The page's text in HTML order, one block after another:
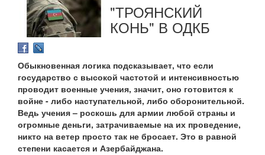
"ТРОЯНСКИЙ
КОНЬ" В ОДКБ
Обыкновенная логика подсказывает, что если
государство с высокой частотой и интенсивностью
проводит военные учения, значит, оно готовится к
войне - либо наступательной, либо оборонительной.
Ведь учения – роскошь для армии любой страны и
огромные деньги, затрачиваемые на их проведение,
никто на ветер просто так не бросает. Это в равной
степени касается и Азербайджана.